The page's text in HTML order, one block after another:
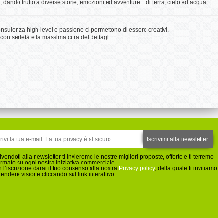
frutto a diverse storie, emozioni ed avventure... di terra, cielo ed acqua.
high-level e passione ci permettono di essere creativi.
serietà e la massima cura dei dettagli.
alla newsletter ti invieremo le nostre migliori proposte, offerte e ti terremo
su ogni nostra iniziativa commerciale.
l’iscrizione darai il tuo consenso alla nostra Privacy policy, della quale ti invitiamo
visione cliccando sul link interattivo.